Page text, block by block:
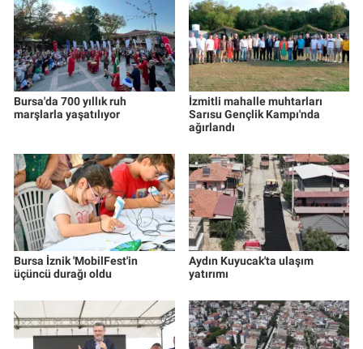
Bursa'da 700 yıllık ruh
marşlarla yaşatılıyor
İzmitli mahalle muhtarları
Sarısu Gençlik Kampı'nda
ağırlandı
Bursa İznik 'MobilFest'in
üçüncü durağı oldu
Aydın Kuyucak'ta ulaşım
yatırımı